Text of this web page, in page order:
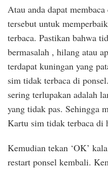
Atau anda dapat
tersebut untuk
terbaca. Pastikan bahwa
bermasalah , hilang atau
terdapat kuningan yang
sim tidak terbaca di
sering terlupakan adalah
yang tidak pas. Sehingga
Kartu sim tidak terbaca di
Kemudian tekan ‘OK’
restart ponsel kembali.